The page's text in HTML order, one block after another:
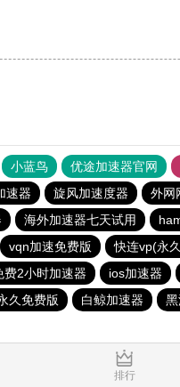
小蓝鸟 优途加速器官网
速器 旋风加速度器 外网
海外加速器七天试用
vqn加速免费版 快连vp(永
费2小时加速器 ios加速器
久免费版 白鲸加速器 黑
排行